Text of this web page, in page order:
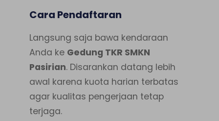
Cara Pendaftaran
Langsung saja bawa kendaraan
Anda ke Gedung TKR SMKN
Pasirian. Disarankan datang lebih
awal karena kuota harian terbatas
agar kualitas pengerjaan tetap
terjaga.